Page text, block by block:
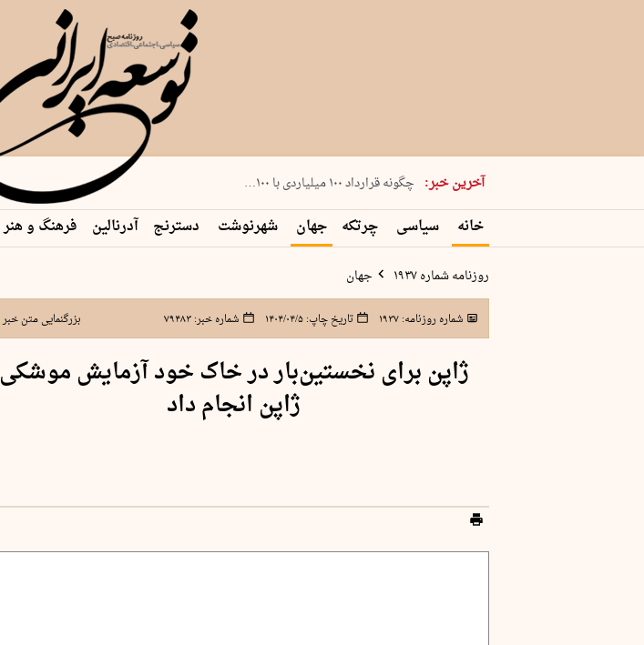
آخرین خبر:
شنبه 17 مرداد 1405 شماره 2244
چگونه قرارداد ۱۰۰ میلیاردی با ۱۰۰…
پنجره‌ای که باز نشد
۲۴۱ دقیقه جنون
توافق ایران و عمان گره بحران را باز م…
خانه سیاسی چرتکه جهان شهرنوشت دسترنج آدرنالین فرهنگ و هنر
روزنامه شماره ۱۹۳۷ جهان
شماره روزنامه:۱۹۳۷ تاریخ چاپ:۱۴۰۴/۰۴/۵ شماره خبر:۷۹۴۸۳ بزرگنمایی متن خبر
ژاپن برای نخستین‌بار در خاک خود آزمایش موشکی
ژاپن انجام داد